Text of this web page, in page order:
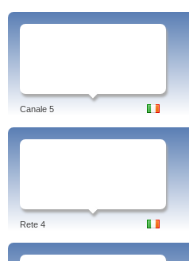
Canale 5
Rete 4